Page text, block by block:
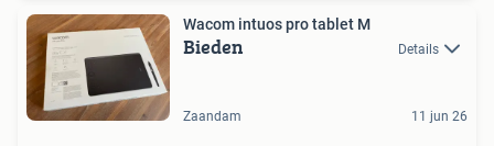
Wacom intuos pro tablet M
Bieden Details
Zaandam 11 jun 26